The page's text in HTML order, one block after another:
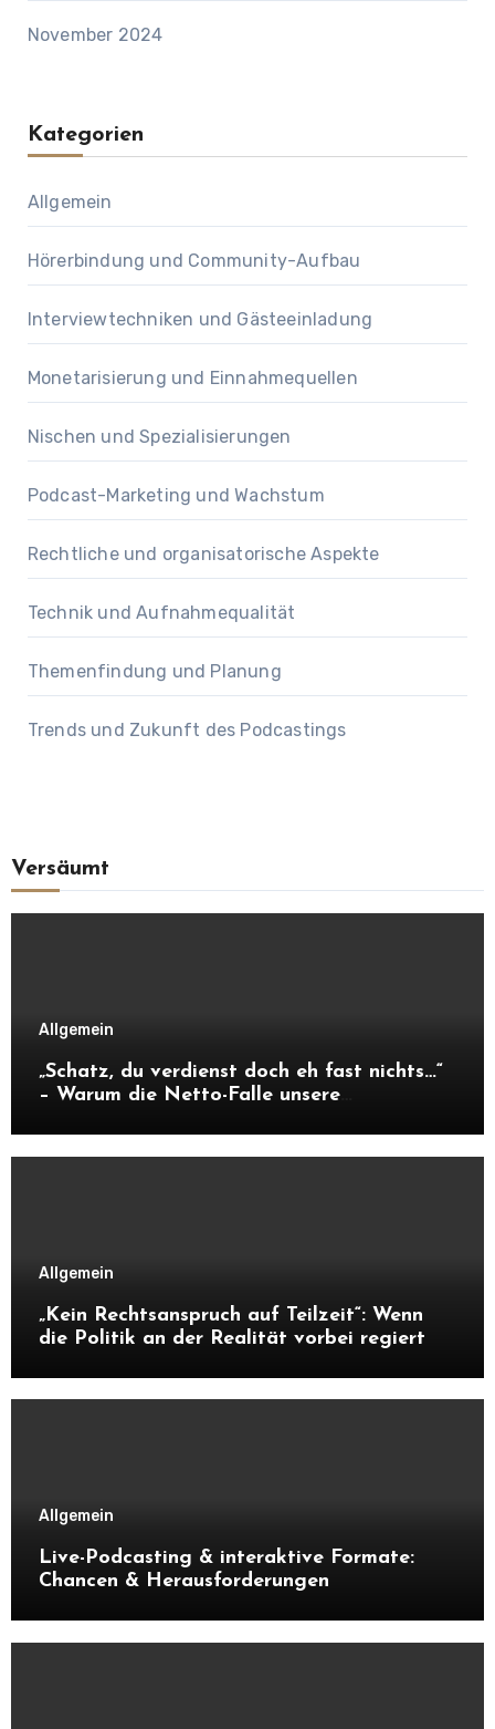
November 2024
Kategorien
Allgemein
Hörerbindung und Community-Aufbau
Interviewtechniken und Gästeeinladung
Monetarisierung und Einnahmequellen
Nischen und Spezialisierungen
Podcast-Marketing und Wachstum
Rechtliche und organisatorische Aspekte
Technik und Aufnahmequalität
Themenfindung und Planung
Trends und Zukunft des Podcastings
Versäumt
Allgemein
„Schatz, du verdienst doch eh fast nichts…“
– Warum die Netto-Falle unsere
Allgemein
„Kein Rechtsanspruch auf Teilzeit“: Wenn
die Politik an der Realität vorbei regiert
Allgemein
Live-Podcasting & interaktive Formate:
Chancen & Herausforderungen